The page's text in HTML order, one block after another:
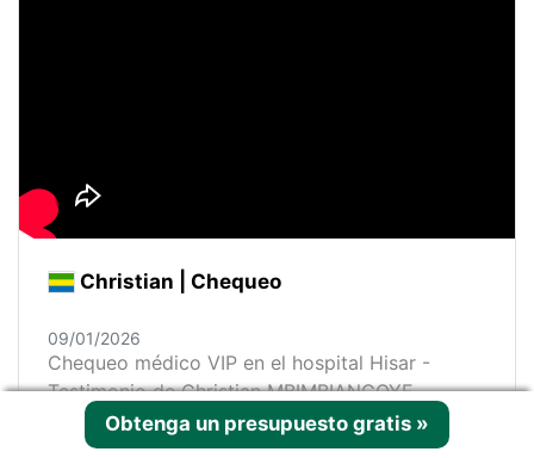
Christian | Chequeo
09/01/2026
Chequeo médico VIP en el hospital Hisar -
Testimonio de Christian MBIMBIANGOYE
Obtenga un presupuesto gratis »